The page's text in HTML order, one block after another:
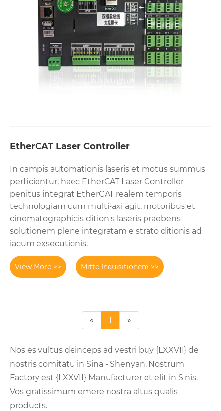
EtherCAT Laser Controller
In campis automationis laseris et motus summus
perficientur, haec EtherCAT Laser Controller
penitus integrat EtherCAT realem temporis
technologiam cum multi-axi agit, motoribus et
cinematographicis ditionis laseris praebens
solutionem plene integratam e strato ditionis ad
iacum exsecutionis.
View More >> Mitte Inquisitionem >>
« 1 »
Nos es vultus deinceps ad vestri buy {LXXVII} de
nostris comitatu in Sina - Shenyan. Nostrum
Factory est {LXXVII} Manufacturer et elit in Sinis.
Vos gratissimum emere nostra altus qualis
products.